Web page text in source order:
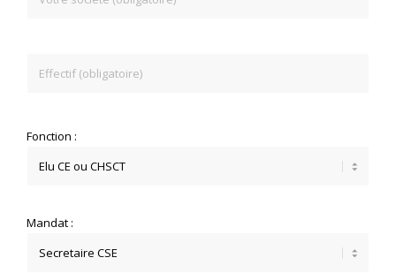
Fonction :
Mandat :